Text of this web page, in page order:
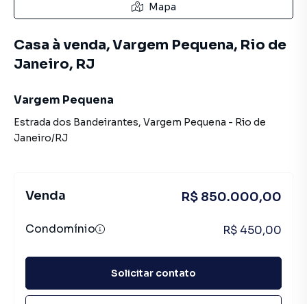
Mapa
Casa à venda, Vargem Pequena, Rio de
Janeiro, RJ
Vargem Pequena
Estrada dos Bandeirantes, Vargem Pequena - Rio de
Janeiro/RJ
Venda R$ 850.000,00
Condomínio R$ 450,00
Solicitar contato